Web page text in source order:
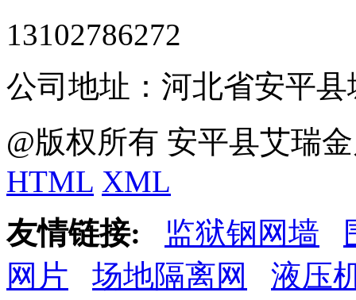
13102786272
公司地址：河北省安平
@版权所有 安平县艾瑞
HTML XML
友情链接:
监狱钢网墙
网片
场地隔离网
液压